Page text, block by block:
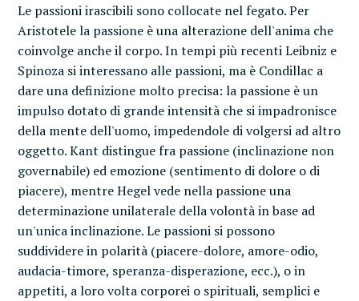
Le passioni irascibili sono collocate nel fegato. Per
Aristotele la passione è una alterazione dell'anima che
coinvolge anche il corpo. In tempi più recenti Leibniz e
Spinoza si interessano alle passioni, ma è Condillac a
dare una definizione molto precisa: la passione è un
impulso dotato di grande intensità che si impadronisce
della mente dell'uomo, impedendole di volgersi ad altro
oggetto. Kant distingue fra passione (inclinazione non
governabile) ed emozione (sentimento di dolore o di
piacere), mentre Hegel vede nella passione una
determinazione unilaterale della volontà in base ad
un'unica inclinazione. Le passioni si possono
suddividere in polarità (piacere-dolore, amore-odio,
audacia-timore, speranza-disperazione, ecc.), o in
appetiti, a loro volta corporei o spirituali, semplici e